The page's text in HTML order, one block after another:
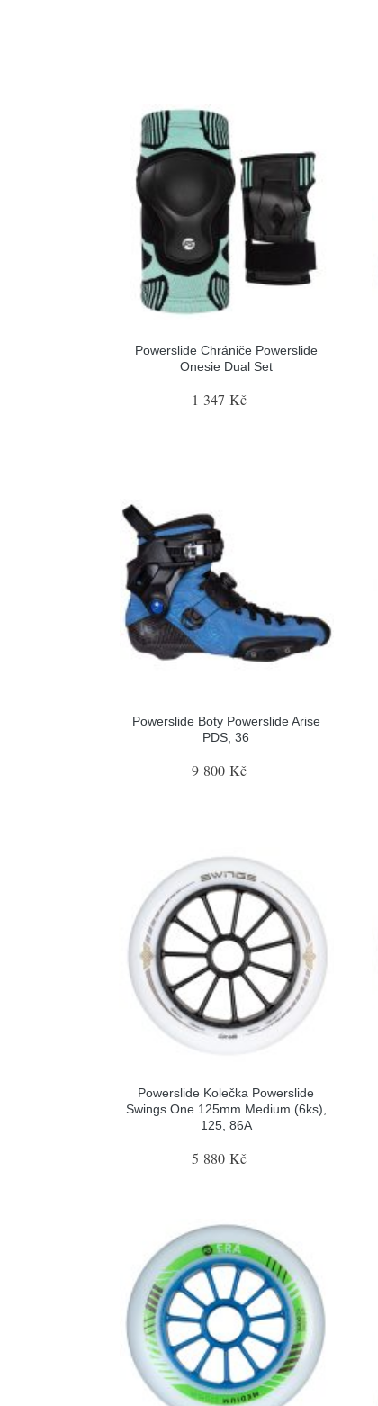
Powerslide Chrániče Powerslide
Onesie Dual Set
1 347 Kč
Powerslide Boty Powerslide Arise
PDS, 36
9 800 Kč
Powerslide Kolečka Powerslide
Swings One 125mm Medium (6ks),
125, 86A
5 880 Kč